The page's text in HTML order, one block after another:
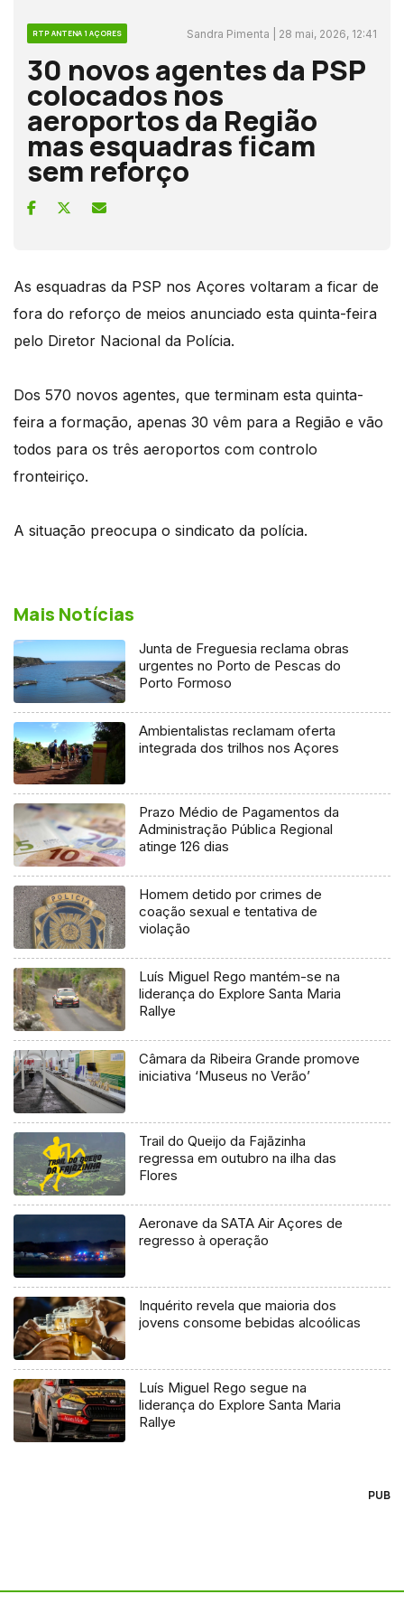
RTP ANTENA 1 AÇORES Sandra Pimenta | 28 mai, 2026, 12:41
30 novos agentes da PSP
colocados nos
aeroportos da Região
mas esquadras ficam
sem reforço
As esquadras da PSP nos Açores voltaram a ficar de
fora do reforço de meios anunciado esta quinta-feira
pelo Diretor Nacional da Polícia.
Dos 570 novos agentes, que terminam esta quinta-
feira a formação, apenas 30 vêm para a Região e vão
todos para os três aeroportos com controlo
fronteiriço.
A situação preocupa o sindicato da polícia.
Mais Notícias
Junta de Freguesia reclama obras
urgentes no Porto de Pescas do
Porto Formoso
Ambientalistas reclamam oferta
integrada dos trilhos nos Açores
Prazo Médio de Pagamentos da
Administração Pública Regional
atinge 126 dias
Homem detido por crimes de
coação sexual e tentativa de
violação
Luís Miguel Rego mantém-se na
liderança do Explore Santa Maria
Rallye
Câmara da Ribeira Grande promove
iniciativa ‘Museus no Verão’
Trail do Queijo da Fajãzinha
regressa em outubro na ilha das
Flores
Aeronave da SATA Air Açores de
regresso à operação
Inquérito revela que maioria dos
jovens consome bebidas alcoólicas
Luís Miguel Rego segue na
liderança do Explore Santa Maria
Rallye
PUB